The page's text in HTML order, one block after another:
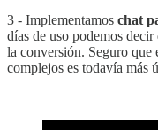
3 - Implementamos chat
días de uso podemos
la conversión. Seguro que